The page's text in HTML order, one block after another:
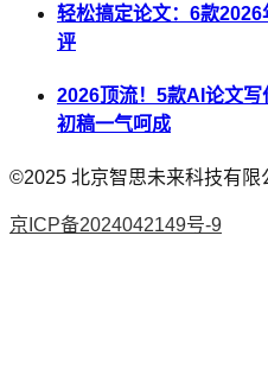
轻松搞定论文：6款
评
2026顶流！5款AI论文写
初稿一气呵成
©2025 北京智思未来科技有限
京ICP备2024042149号-9